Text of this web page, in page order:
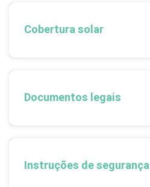
Cobertura solar
Documentos legais
Instruções de segurança